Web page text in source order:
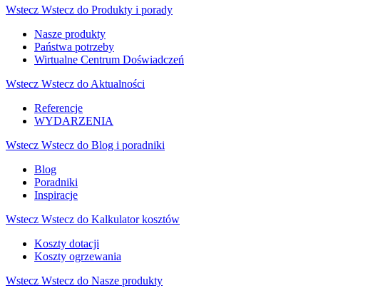
Wstecz Wstecz do Produkty i porady
Nasze produkty
Państwa potrzeby
Wirtualne Centrum Doświadczeń
Wstecz Wstecz do Aktualności
Referencje
WYDARZENIA
Wstecz Wstecz do Blog i poradniki
Blog
Poradniki
Inspiracje
Wstecz Wstecz do Kalkulator kosztów
Koszty dotacji
Koszty ogrzewania
Wstecz Wstecz do Nasze produkty